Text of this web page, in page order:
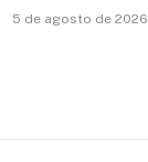
5 de agosto de 2026